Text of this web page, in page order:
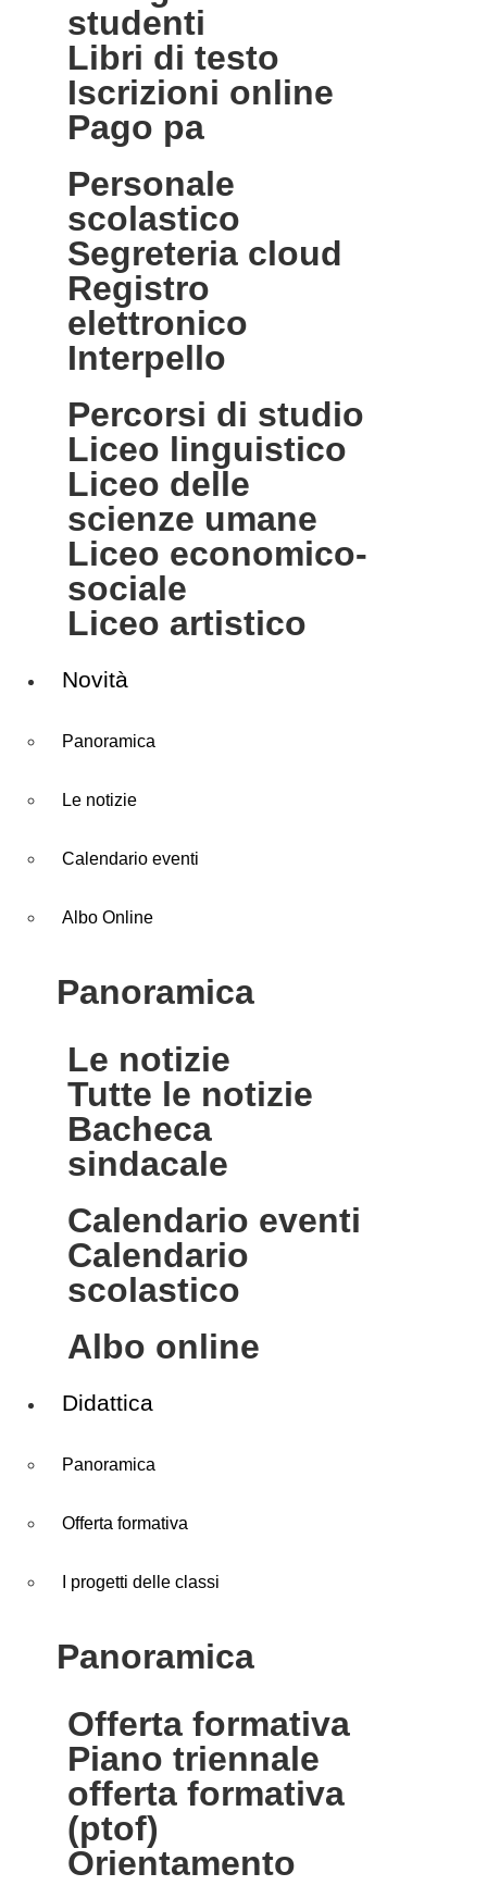
studenti
libri di testo
iscrizioni online
pago pa
personale
scolastico
segreteria cloud
registro
elettronico
interpello
percorsi di studio
liceo linguistico
liceo delle
scienze umane
liceo economico-
sociale
liceo artistico
Novità
Panoramica
Le notizie
Calendario eventi
Albo Online
panoramica
le notizie
tutte le notizie
bacheca
sindacale
calendario eventi
calendario
scolastico
albo online
Didattica
Panoramica
Offerta formativa
I progetti delle classi
panoramica
offerta formativa
piano triennale
offerta formativa
(ptof)
orientamento